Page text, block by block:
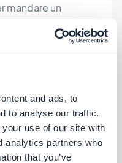
and ads, to
to analyse our traffic.
use of our site with
analytics partners who
that you’ve
mandare un
a pieno il
utilizzare le push in
potenziale di questi